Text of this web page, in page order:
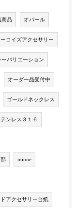
商品 オパール
コイズアクセサリー
ーバリエーション
オーダー品受付中
ゴールドネックレス
ンレス３１６
minne
アクセサリー台紙